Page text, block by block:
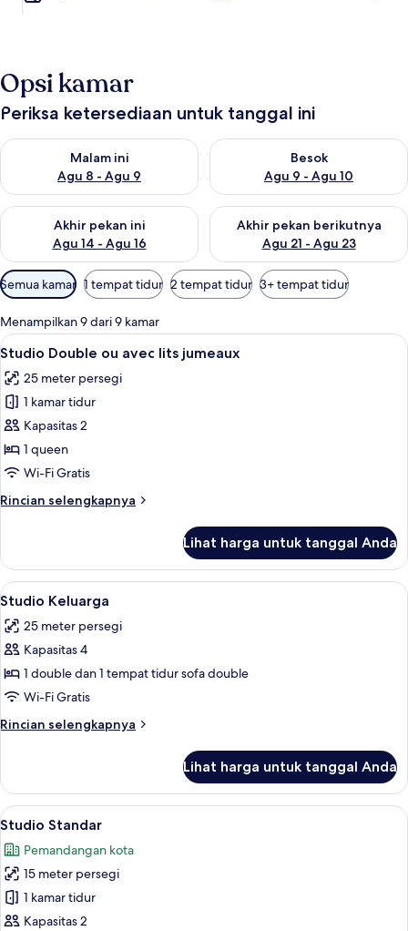
Opsi kamar
Periksa ketersediaan untuk tanggal ini
Malam ini
Agu 8 - Agu 9
Periksa ketersediaan untuk malam ini Agu 8 - Agu 9
Besok
Agu 9 - Agu 10
Periksa ketersediaan untuk
Akhir pekan ini
Agu 14 - Agu 16
Periksa ketersediaan untuk akhir pekan ini Agu 14 - Agu 16
Akhir pekan berikutnya
Agu 21 - Agu 23
Periksa ketersediaan untuk
Filter
tersedia
untuk
kamar
Semua kamar 1 tempat tidur 2 tempat tidur 3+ tempat tidur
Menampilkan 9 dari 9 kamar
Lihat
semua
foto
untuk
Studio
Double
ou
lits
Studio Double ou avec lits jumeaux
9
Studio Double ou avec lits jumeaux
25 meter persegi
1 kamar tidur
Kapasitas 2
1 queen
Wi-Fi Gratis
Rincian selengkapnya
Rincian
Studio
Double
ou
lits
jumeaux
Lihat harga untuk tanggal Anda
Lihat
semua
foto
untuk
Studio
Keluarga
Studio Keluarga | Meja kerja, kedap
4
Studio Keluarga
25 meter persegi
Kapasitas 4
1 double dan 1 tempat tidur sofa double
Wi-Fi Gratis
Rincian selengkapnya
Rincian
Studio
Keluarga
Lihat harga untuk tanggal Anda
Lihat
semua
foto
untuk
Studio
Standar
Studio Standar | Meja kerja, kedap
7
Studio Standar
Pemandangan kota
15 meter persegi
1 kamar tidur
Kapasitas 2